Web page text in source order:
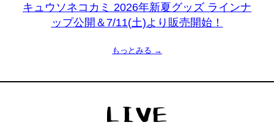
キュウソネコカミ 2026年新夏グッズ ラインナ
ップ公開＆7/11(土)より販売開始！
もっとみる →